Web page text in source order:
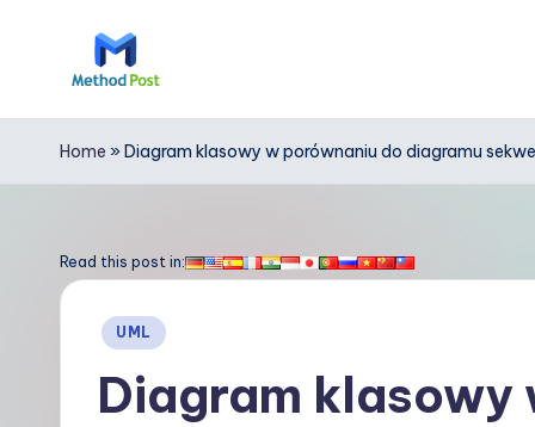
M
e
h
Home » Diagram klasowy w porównaniu do diagramu
Read this post in:
Posted
UML
Diagram klasowy